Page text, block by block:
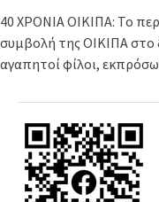
40 ΧΡΟΝΙΑ ΟΙΚΙΠΑ: Το
συμβολή της ΟΙΚΙΠΑ στο
αγαπητοί φίλοι,